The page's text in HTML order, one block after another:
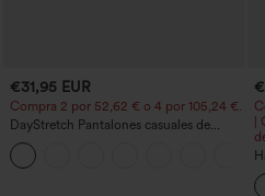
€31,95 EUR
Compra 2 por 52,62 € o 4 por 105,24 €.
DayStretch Pantalones casuales de
cintura alta con pernera tipo barril y
bolsillos